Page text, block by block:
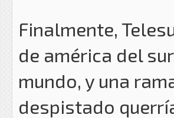
Finalmente,
de américa del
mundo, y una
despistado